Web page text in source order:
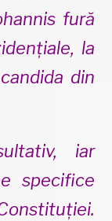
fură
la
din
iar
specifice